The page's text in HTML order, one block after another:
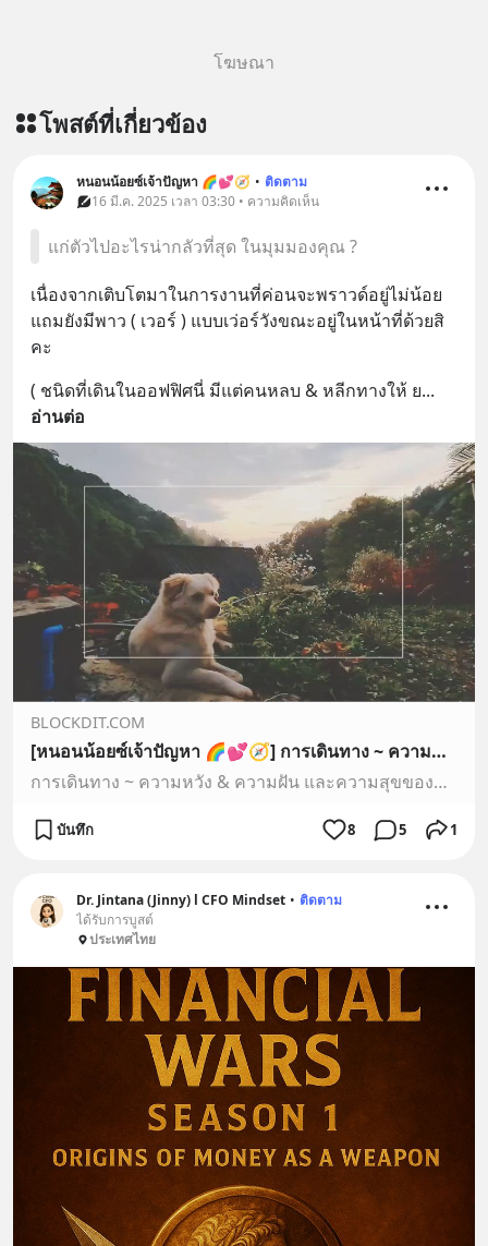
โฆษณา
โพสต์ที่เกี่ยวข้อง
หนอนน้อยซ์เจ้าปัญหา 🌈💕🧭 • ติดตาม
16 มี.ค. 2025 เวลา 03:30 • ความคิดเห็น
แก่ตัวไปอะไรน่ากลัวที่สุด ในมุมมองคุณ ?
เนื่องจากเติบโตมาในการงานที่ค่อนจะพราวด์อยู่ไม่น้อย
แถมยังมีพาว ( เวอร์ ) แบบเว่อร์วังขณะอยู่ในหน้าที่ด้วยสิ
คะ
( ชนิดที่เดินในออฟฟิศนี่ มีแต่คนหลบ & หลีกทางให้ ย
อ่านต่อ
BLOCKDIT.COM
[หนอนน้อยซ์เจ้าปัญหา 🌈💕🧭] การเดินทาง ~ ความหวัง & ความฝัน และความสุขของชีวิต 🧭🌈
การเดินทาง ~ ความหวัง & ความฝัน และความสุขของชีวิต 🧭🌈
บันทึก 8 5 1
Dr. Jintana (Jinny) l CFO Mindset • ติดตาม
ได้รับการบูสต์
ประเทศไทย